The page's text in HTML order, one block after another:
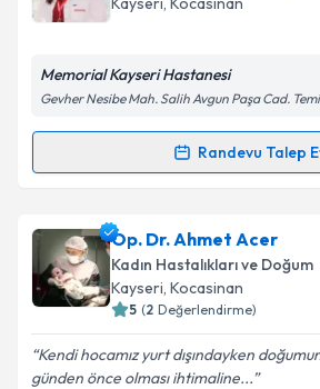
Kişisel verilerimin işlenmesine
Metni'ni okudum ve kişisel
Takvim Talebini
Memorial Kayseri Hastanesi
Gevher Nesibe Mah. Salih Avgun Paşa Cad.
Randevu Talep
Randevu Takvimi Talebi
Op. Dr. Sayat Abdullayevaiçin
talebi oluşturun. Size bu uzmandan
için bir takvim hazırlandığında e-
bilgilendireceğiz.
E-posta Adresiniz
Op. Dr. Ahmet Acer
Kadın Hastalıkları ve Doğum
Kayseri, Kocasinan
5 (2 Değerlendirme)
Kendi hocamız yurt dışındayken
günden önce olması ihtimaline...